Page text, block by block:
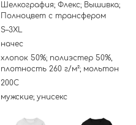
Шелкография; Флекс; Вышивка;
Полноцвет с трансфером
S–3XL
начес
хлопок 50%; полиэстер 50%,
плотность 260 г/м²; мольтон
200C
мужские; унисекс